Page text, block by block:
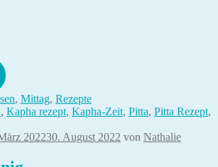
, Mittag, Rezepte
, Kapha rezept, Kapha-Zeit, Pitta, Pitta Rezept,
202230. August 2022 von Nathalie